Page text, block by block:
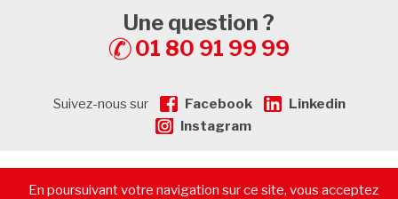
Une question ?
01 80 91 99 99
Suivez-nous sur Facebook
Linkedin
Instagram
© 2026 - CommerceImmo.fr - Tous droits réservés -Mentions
En poursuivant votre navigation sur ce site, vous acceptez